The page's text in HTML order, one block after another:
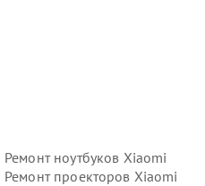
Ремонт ноутбуков Xiaomi
Ремонт проекторов Xiaomi